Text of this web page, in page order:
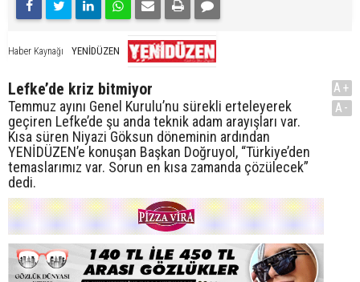
Haber Kaynağı YENİDÜZEN
Lefke’de kriz bitmiyor
Temmuz ayını Genel Kurulu’nu sürekli erteleyerek
geçiren Lefke’de şu anda teknik adam arayışları var.
Kısa süren Niyazi Göksun döneminin ardından
YENİDÜZEN’e konuşan Başkan Doğruyol, “Türkiye’den
temaslarımız var. Sorun en kısa zamanda çözülecek”
dedi.
A+
A-